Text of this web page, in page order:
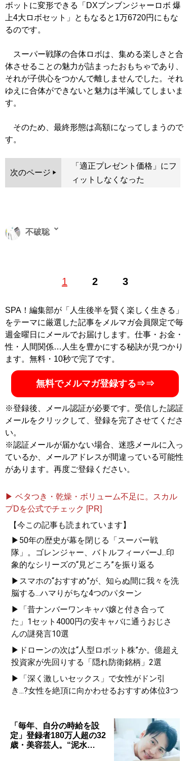
ボットに変形できる「DXブンブンジャーロボ 爆
上4大ロボセット」ともなると1万6720円にもな
るのです。
スーパー戦隊の合体ロボは、集める楽しさと合
体させることの魅力が詰まったおもちゃであり、
それが子供心をつかんで離しませんでした。それ
ゆえに合体ができないと魅力は半減してしまいま
す。
そのため、最終形態は高額になってしまうので
す。
次のページ
「適正プレゼント価格」にフ
ィットしなくなった
1 2 3
不破聡
援を行った経験を活かし、経済や金融に関連する記事を
ンターテインメント業界
記事一覧へ
SPA！編集部が「人生後半を賢く楽しく生きる」
をテーマに厳選した記事をメルマガ会員限定で毎
週金曜日にメールでお届けします。仕事・お金・
性・人間関係…人生を豊かにする秘訣が見つかり
ます。無料・10秒で完了です。
無料でメルマガ登録する⇒⇒
※登録後、メール認証が必要です。受信した認証
メールをクリックして、登録を完了させてくださ
い。
※認証メールが届かない場合、迷惑メールに入っ
ているか、メールアドレスが間違っている可能性
があります。再度ご登録ください。
▶ ベタつき・乾燥・ボリューム不足に。スカル
プDを公式でチェック [PR]
【今この記事も読まれています】
▶50年の歴史が幕を閉じる「スーパー戦
隊」。ゴレンジャー、バトルフィーバーJ...印
象的なシリーズの“見どころ”を振り返る
▶スマホの“おすすめ”が、知らぬ間に我々を洗
脳する...ハマりがちな4つのパターン
▶「昔ナンバーワンキャバ嬢と付き合って
た」1セット4000円の安キャバに通うおじさ
んの謎発言10選
▶ドローンの次は“人型ロボット株”か。億超え
投資家が先回りする「隠れ防衛銘柄」2選
▶「深く激しいセックス」で女性がドン引
き...?女性を絶頂に向かわせるおすすめ体位3つ
「毎年、自分の時給を設
定」登録者180万人超の32
歳・美容芸人。“泥水…